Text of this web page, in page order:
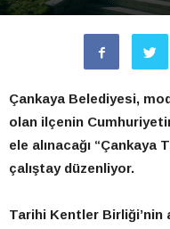
Çankaya Belediyesi,
olan ilçenin
ele alınacağı “Çankaya
çalıştay düzenliyor.
Tarihi Kentler Birliği’nin